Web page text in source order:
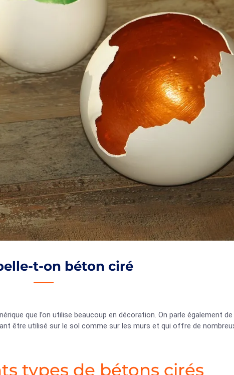
t-on béton ciré
que l’on utilise beaucoup en décoration. On parle également
être utilisé sur le sol comme sur les murs et qui offre de
types de bétons cirés